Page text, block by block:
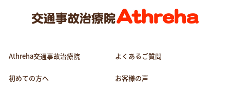
Athreha交通事故治療院
初めての方へ
よくあるご質問
お客様の声